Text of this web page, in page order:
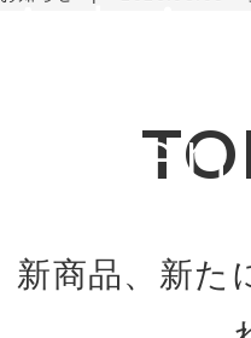
新商品、新た